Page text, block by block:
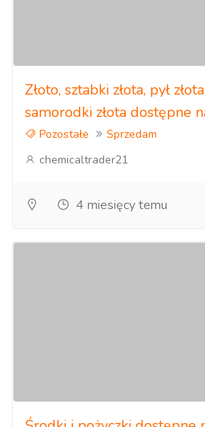
Złoto, sztabki złota, pył
samorodki złota dostępne
Pozostałe
Sprzedam
chemicaltrader21
4 miesięcy temu